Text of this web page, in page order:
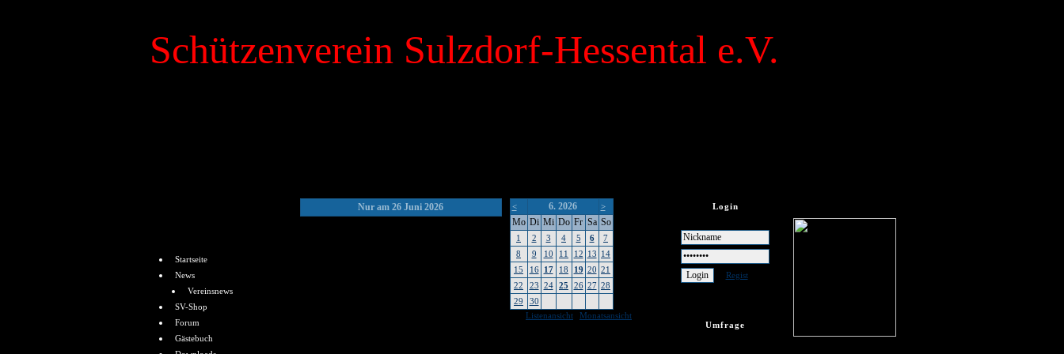
Schützenverein Sulzdorf-Hessental e.V.
Startseite
News
Vereinsnews
SV-Shop
Forum
Gästebuch
Nur am 26 Juni 2026 < 6. 2026 >
Mo Di Mi Do Fr Sa So
1 2 3 4 5 6
7
8
9 10 11 12 13 14
15
16 17 18 19 20 21
22
23 24 25 26 27 28
29
30
Listenansicht
Monatsansicht
Login
Regist
Umfrage